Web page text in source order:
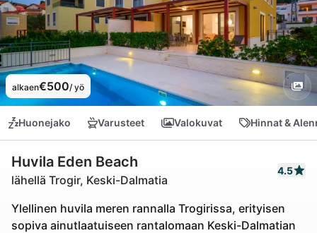
alkaen€500/ yö
Huonejako Varusteet Valokuvat Hinnat &
Huvila Eden Beach
lähellä Trogir, Keski-Dalmatia
4.5
Ylellinen huvila meren rannalla Trogirissa, erityisen
sopiva ainutlaatuiseen rantalomaan Keski-Dalmatian